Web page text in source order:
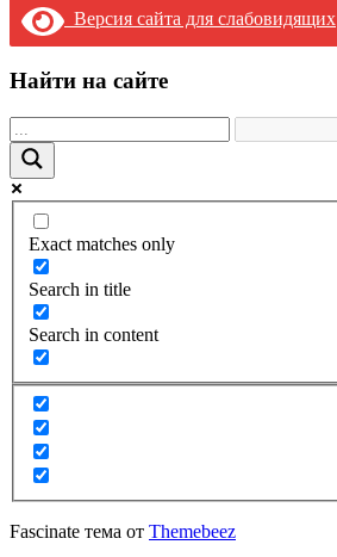
Версия сайта для слабовидящих
Найти на сайте
Exact matches only
Search in title
Search in content
Fascinate тема от Themebeez